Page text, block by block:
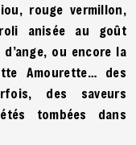
rouge vermillon,
anisée au goût
ou encore la
Amourette… des
des saveurs
tombées dans